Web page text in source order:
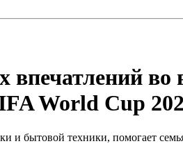
World Cup
и бытовой техники, помогает